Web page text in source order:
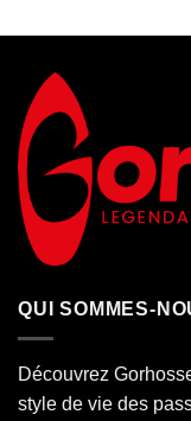
QUI SOMMES-
Découvrez
style de vie des